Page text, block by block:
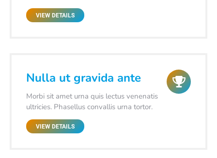
VIEW DETAILS
Nulla ut gravida ante
Morbi sit amet urna quis lectus venenatis
ultricies. Phasellus convallis urna tortor.
VIEW DETAILS